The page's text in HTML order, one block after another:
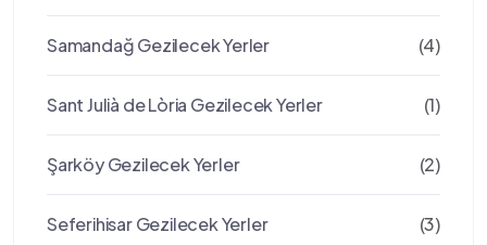
Samandağ Gezilecek Yerler (4)
Sant Julià de Lòria Gezilecek Yerler (1)
Şarköy Gezilecek Yerler (2)
Seferihisar Gezilecek Yerler (3)